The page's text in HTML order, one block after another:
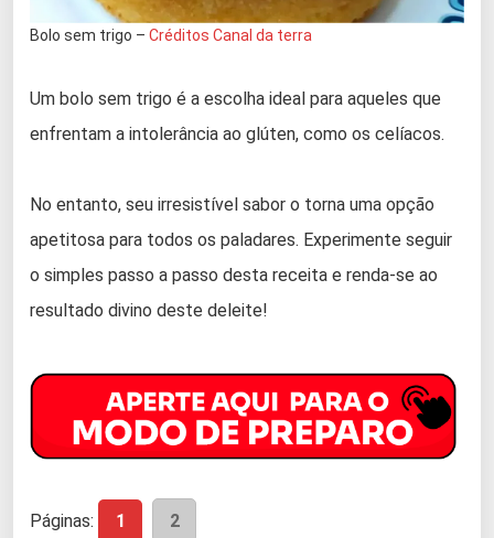
Bolo sem trigo – Créditos Canal da terra
Um bolo sem trigo é a escolha ideal para aqueles que
enfrentam a intolerância ao glúten, como os celíacos.
No entanto, seu irresistível sabor o torna uma opção
apetitosa para todos os paladares. Experimente seguir
o simples passo a passo desta receita e renda-se ao
resultado divino deste deleite!
Páginas: 1 2